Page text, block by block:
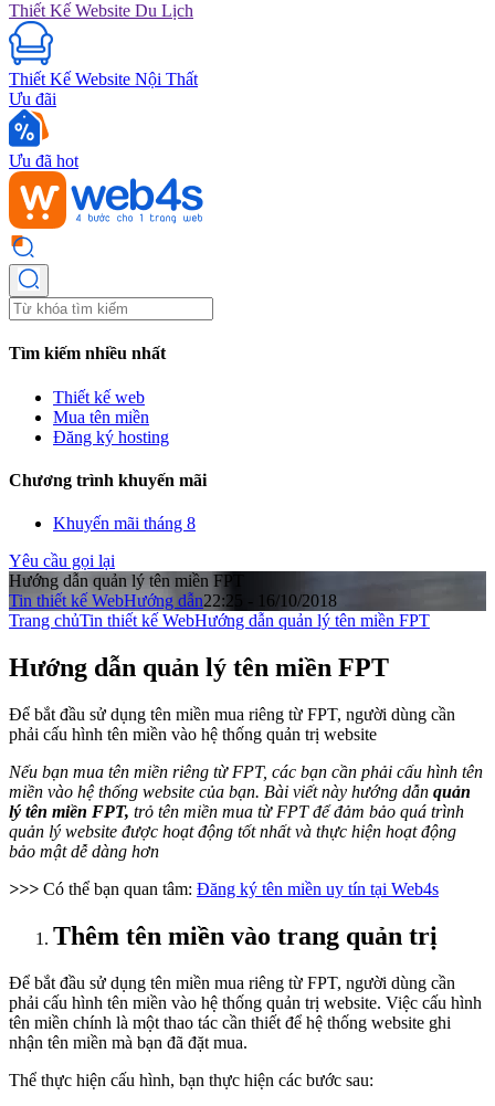
Thiết Kế Website Du Lịch
Thiết Kế Website Nội Thất
Ưu đãi
Ưu đã hot
Tìm kiếm nhiều nhất
Thiết kế web
Mua tên miền
Đăng ký hosting
Chương trình khuyến mãi
Khuyến mãi tháng 8
Yêu cầu gọi lại
Hướng dẫn quản lý tên miền FPT
Tin thiết kế WebHướng dẫn22:25 - 16/10/2018
Trang chủTin thiết kế WebHướng dẫn quản lý tên miền FPT
Hướng dẫn quản lý tên miền FPT
Để bắt đầu sử dụng tên miền mua riêng từ FPT, người dùng cần
phải cấu hình tên miền vào hệ thống quản trị website
Nếu bạn mua tên miền riêng từ FPT, các bạn cần phải cấu hình tên
miền vào hệ thống website của bạn. Bài viết này hướng dẫn quản
lý tên miền FPT, trỏ tên miền mua từ FPT để đảm bảo quá trình
quản lý website được hoạt động tốt nhất và thực hiện hoạt động
bảo mật dễ dàng hơn
>>> Có thể bạn quan tâm: Đăng ký tên miền uy tín tại Web4s
Thêm tên miền vào trang quản trị
Để bắt đầu sử dụng tên miền mua riêng từ FPT, người dùng cần
phải cấu hình tên miền vào hệ thống quản trị website. Việc cấu hình
tên miền chính là một thao tác cần thiết để hệ thống website ghi
nhận tên miền mà bạn đã đặt mua.
Thể thực hiện cấu hình, bạn thực hiện các bước sau: